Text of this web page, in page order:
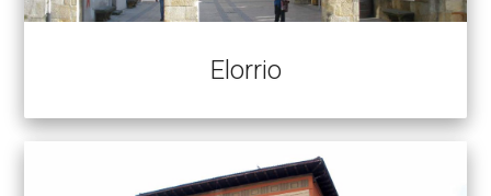
Elorrio